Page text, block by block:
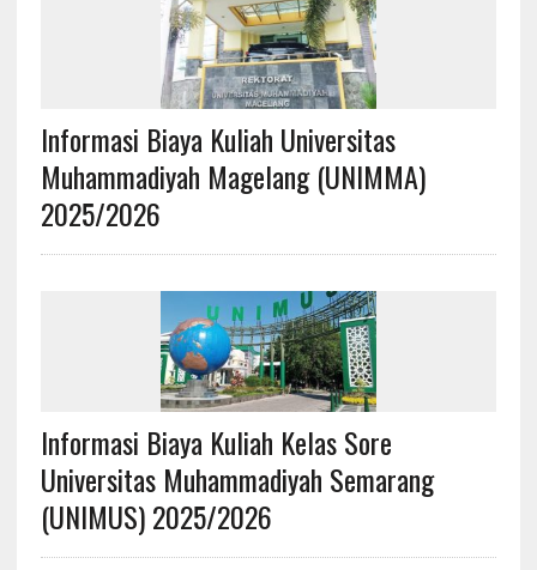
Informasi Biaya Kuliah Universitas
Muhammadiyah Magelang (UNIMMA)
2025/2026
Informasi Biaya Kuliah Kelas Sore
Universitas Muhammadiyah Semarang
(UNIMUS) 2025/2026